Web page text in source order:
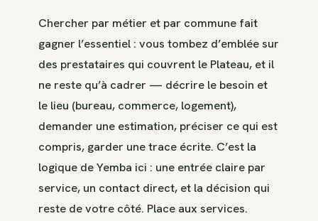
Chercher par métier et par commune fait
gagner l’essentiel : vous tombez d’emblée sur
des prestataires qui couvrent le Plateau, et il
ne reste qu’à cadrer — décrire le besoin et
le lieu (bureau, commerce, logement),
demander une estimation, préciser ce qui est
compris, garder une trace écrite. C’est la
logique de Yemba ici : une entrée claire par
service, un contact direct, et la décision qui
reste de votre côté. Place aux services.